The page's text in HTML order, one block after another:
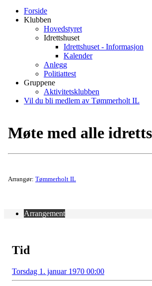
Forside
Klubben
Hovedstyret
Idrettshuset
Idrettshuset - Informasjon
Kalender
Anlegg
Politiattest
Gruppene
Aktivitetsklubben
Vil du bli medlem av Tømmerholt IL
Møte med alle
Arrangør: Tømmerholt IL
Arrangement
Tid
Torsdag 1. januar 1970 00:00